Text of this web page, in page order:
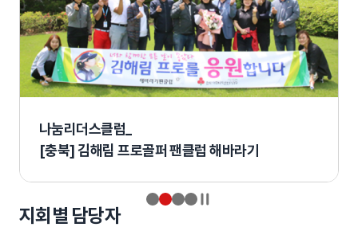
나눔리더스클럽_
[충북] 김해림 프로골퍼 팬클럽 해바라기
일시정지
지회별 담당자